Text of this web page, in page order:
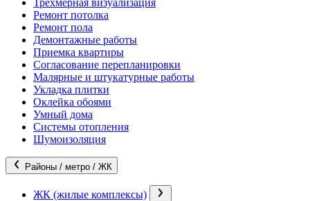
Трехмерная визуализация
Ремонт потолка
Ремонт пола
Демонтажные работы
Приемка квартиры
Согласование перепланировки
Малярные и штукатурные работы
Укладка плитки
Оклейка обоями
Умный дома
Системы отопления
Шумоизоляция
Районы / метро / ЖК
ЖК (жилые комплексы)